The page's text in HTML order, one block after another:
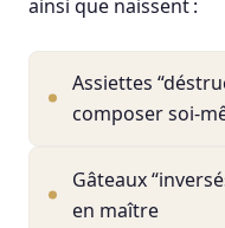
ainsi que naissent :
Assiettes
composer soi-
Gâteaux
en maître